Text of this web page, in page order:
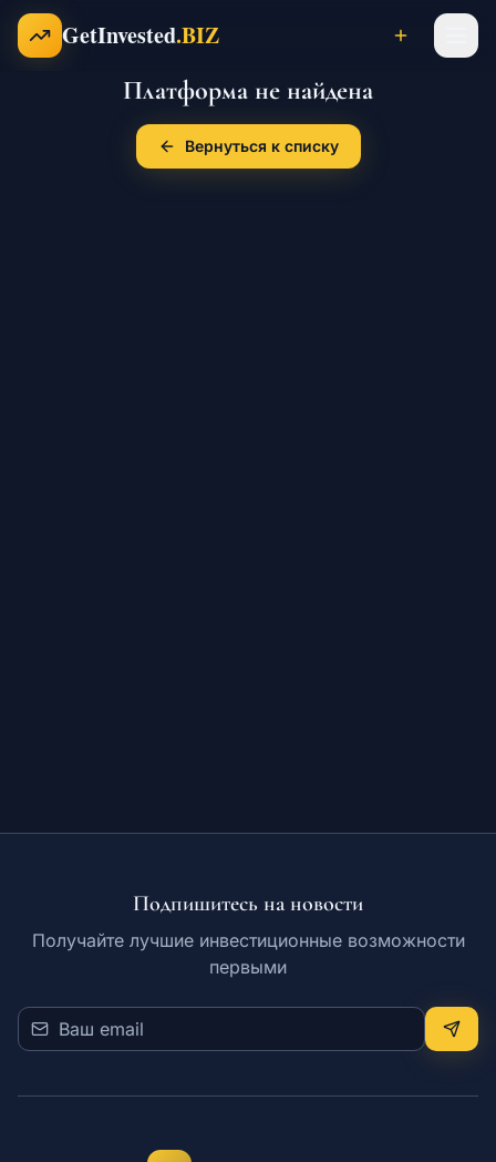
Перейти к содержимому
GetInvested.BIZ
Проекты
Платформа не найдена
Вернуться к списку
Подпишитесь на новости
Получайте лучшие инвестиционные возможности
первыми